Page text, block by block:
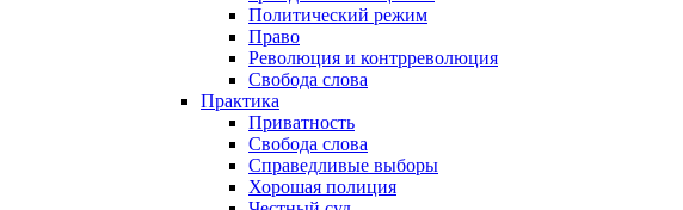
Политический режим
Право
Революция и контрреволюция
Свобода слова
Практика
Приватность
Свобода слова
Справедливые выборы
Хорошая полиция